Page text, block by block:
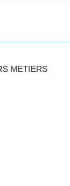
METIERS